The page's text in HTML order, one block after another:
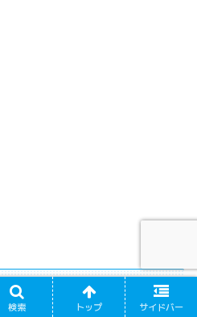
ン！彼女はいる？まと
検索 トップ サイドバー